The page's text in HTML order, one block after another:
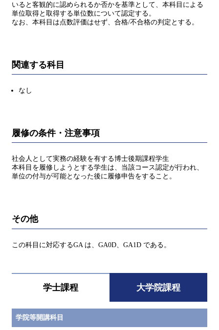
いると客観的に認められるか否かを基準として、本科目による
単位取得と取得する単位数について認定する。
なお、本科目は点数評価はせず、合格/不合格の判定とする。
関連する科目
なし
履修の条件・注意事項
社会人として実務の経験を有する博士後期課程学生
本科目を履修しようとする学生は、当該コース認定が行われ、
単位の付与が可能となった後に履修申告をすること。
その他
この科目に対応するGA は、GA0D、GA1D である。
学士課程 大学院課程
学院等開講科目